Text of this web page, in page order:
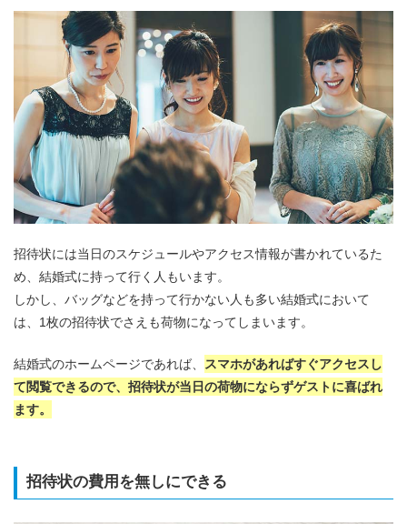
招待状には当日のスケジュールやアクセス情報が書かれているた
め、結婚式に持って行く人もいます。
しかし、バッグなどを持って行かない人も多い結婚式において
は、1枚の招待状でさえも荷物になってしまいます。
結婚式のホームページであれば、 スマホがあればすぐアクセスし
て閲覧できるので、招待状が当日の荷物にならずゲストに喜ばれ
ます。
招待状の費用を無しにできる